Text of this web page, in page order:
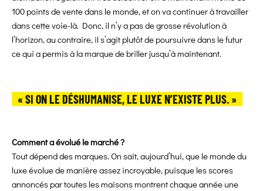
100 points de vente dans le monde, et on va continuer à travailler
dans cette voie-là. Donc, il n’y a pas de grosse révolution à
l’horizon, au contraire, il s’agit plutôt de poursuivre dans le futur
ce qui a permis à la marque de briller jusqu’à maintenant.
« SI ON LE DÉSHUMANISE, LE LUXE N’EXISTE PLUS. »
Comment a évolué le marché ?
Tout dépend des marques. On sait, aujourd’hui, que le monde du
luxe évolue de manière assez incroyable, puisque les scores
annoncés par toutes les maisons montrent chaque année une